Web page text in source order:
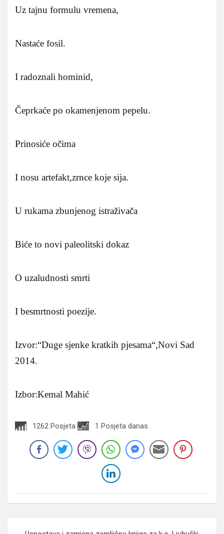
Uz tajnu formulu vremena,
Nastaće fosil.
I radoznali hominid,
Čeprkaće po okamenjenom pepelu.
Prinosiće očima
I nosu artefakt,zrnce koje sija.
U rukama zbunjenog istraživača
Biće to novi paleolitski dokaz
O uzaludnosti smrti
I besmrtnosti poezije.
Izvor:“Duge sjenke kratkih pjesama“,Novi Sad
2014.
Izbor:Kemal Mahić
1262 Posjeta 1 Posjeta danas